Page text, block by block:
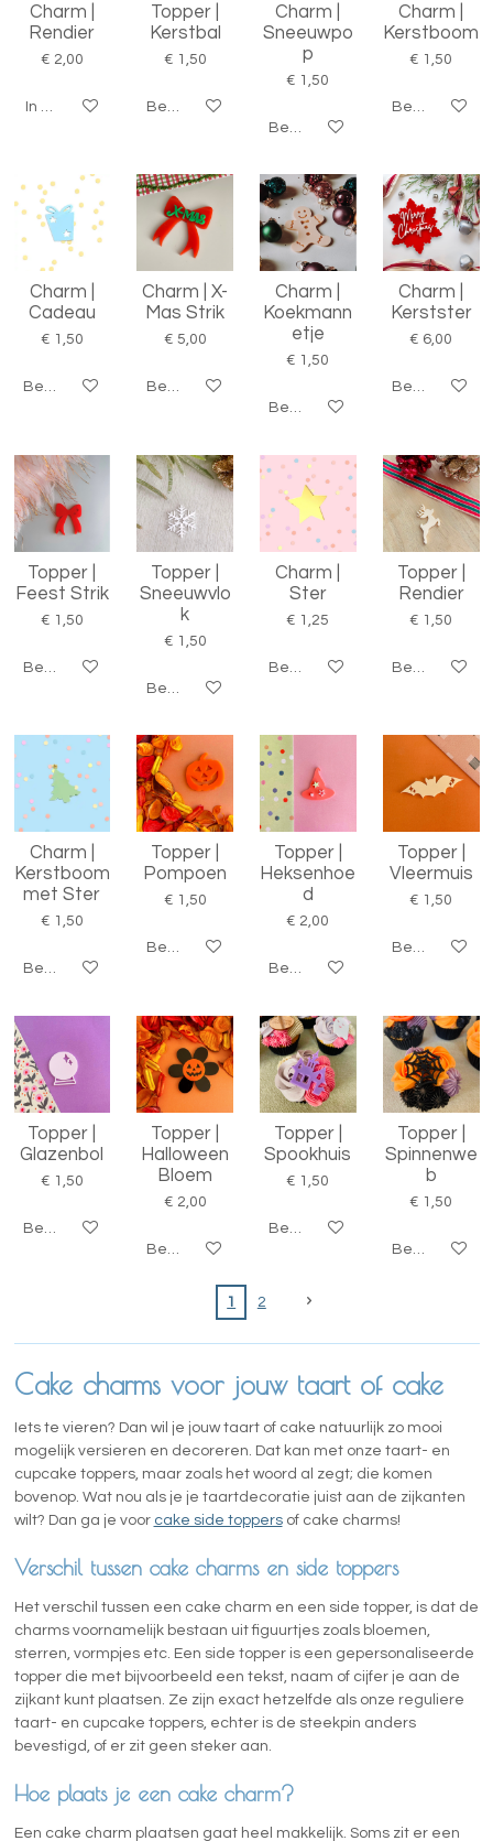
Charm |
Rendier
€ 2,00
In winkelwagen
Topper |
Kerstbal
€ 1,50
Bekijk details
Charm |
Sneeuwpo
p
€ 1,50
Bekijk details
Charm |
Kerstboom
€ 1,50
Bekijk details
Charm |
Cadeau
€ 1,50
Bekijk details
Charm | X-
Mas Strik
€ 5,00
Bekijk details
Charm |
Koekmann
etje
€ 1,50
Bekijk details
Charm |
Kerstster
€ 6,00
Bekijk details
Topper |
Feest Strik
€ 1,50
Bekijk details
Topper |
Sneeuwvlo
k
€ 1,50
Bekijk details
Charm |
Ster
€ 1,25
Bekijk details
Topper |
Rendier
€ 1,50
Bekijk details
Charm |
Kerstboom
met Ster
€ 1,50
Bekijk details
Topper |
Pompoen
€ 1,50
Bekijk details
Topper |
Heksenhoe
d
€ 2,00
Bekijk details
Topper |
Vleermuis
€ 1,50
Bekijk details
Topper |
Glazenbol
€ 1,50
Bekijk details
Topper |
Halloween
Bloem
€ 2,00
Bekijk details
Topper |
Spookhuis
€ 1,50
Bekijk details
Topper |
Spinnenwe
b
€ 1,50
Bekijk details
1 2
Cake charms voor jouw taart of cake
Iets te vieren? Dan wil je jouw taart of cake natuurlijk zo mooi
mogelijk versieren en decoreren. Dat kan met onze taart- en
cupcake toppers, maar zoals het woord al zegt; die komen
bovenop. Wat nou als je je taartdecoratie juist aan de zijkanten
wilt? Dan ga je voor cake side toppersof cake charms!
Verschil tussen cake charms en side toppers
Het verschil tussen een cake charm en een side topper, is dat de
charms voornamelijk bestaan uit figuurtjes zoals bloemen,
sterren, vormpjes etc. Een side topper is een gepersonaliseerde
topper die met bijvoorbeeld een tekst, naam of cijfer je aan de
zijkant kunt plaatsen. Ze zijn exact hetzelfde als onze reguliere
taart- en cupcake toppers, echter is de steekpin anders
bevestigd, of er zit geen steker aan.
Hoe plaats je een cake charm?
Een cake charm plaatsen gaat heel makkelijk. Soms zit er een